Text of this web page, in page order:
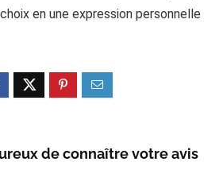
en une expression personnelle
de connaître votre avis